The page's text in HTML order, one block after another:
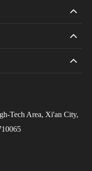
Tech Area, Xi'an City,